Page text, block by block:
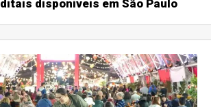
disponíveis em São Paulo